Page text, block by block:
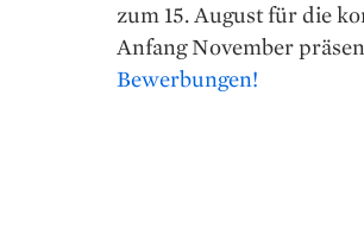
zum 15. August für die
Anfang November
Bewerbungen!